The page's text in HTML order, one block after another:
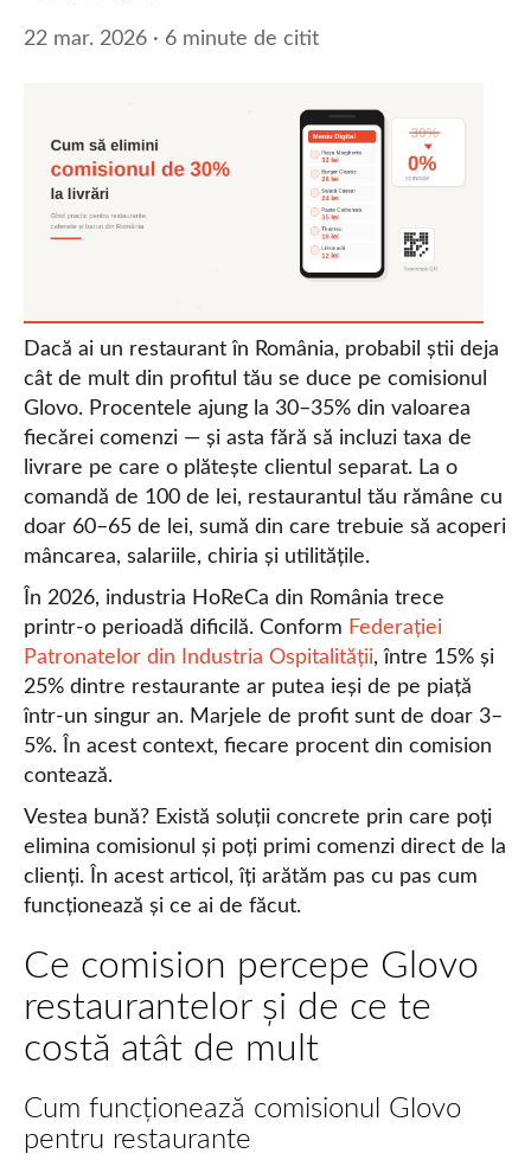
22 mar. 2026 · 6 minute de citit
Dacă ai un restaurant în România, probabil știi deja
cât de mult din profitul tău se duce pe comisionul
Glovo. Procentele ajung la 30–35% din valoarea
fiecărei comenzi — și asta fără să incluzi taxa de
livrare pe care o plătește clientul separat. La o
comandă de 100 de lei, restaurantul tău rămâne cu
doar 60–65 de lei, sumă din care trebuie să acoperi
mâncarea, salariile, chiria și utilitățile.
În 2026, industria HoReCa din România trece
printr-o perioadă dificilă. Conform Federației
Patronatelor din Industria Ospitalității, între 15% și
25% dintre restaurante ar putea ieși de pe piață
într-un singur an. Marjele de profit sunt de doar 3–
5%. În acest context, fiecare procent din comision
contează.
Vestea bună? Există soluții concrete prin care poți
elimina comisionul și poți primi comenzi direct de la
clienți. În acest articol, îți arătăm pas cu pas cum
funcționează și ce ai de făcut.
Ce comision percepe Glovo
restaurantelor și de ce te
costă atât de mult
Cum funcționează comisionul Glovo
pentru restaurante